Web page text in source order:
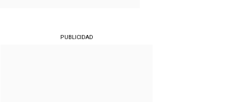
PUBLICIDAD